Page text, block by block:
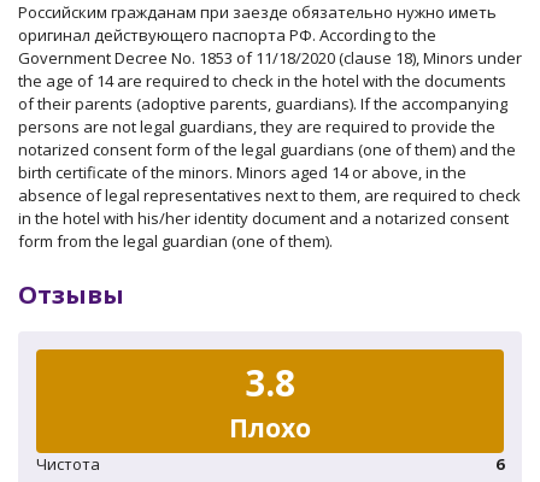
Российским гражданам при заезде обязательно нужно иметь
оригинал действующего паспорта РФ. According to the
Government Decree No. 1853 of 11/18/2020 (clause 18), Minors under
the age of 14 are required to check in the hotel with the documents
of their parents (adoptive parents, guardians). If the accompanying
persons are not legal guardians, they are required to provide the
notarized consent form of the legal guardians (one of them) and the
birth certificate of the minors. Minors aged 14 or above, in the
absence of legal representatives next to them, are required to check
in the hotel with his/her identity document and a notarized consent
form from the legal guardian (one of them).
Отзывы
3.8
Плохо
Чистота
6